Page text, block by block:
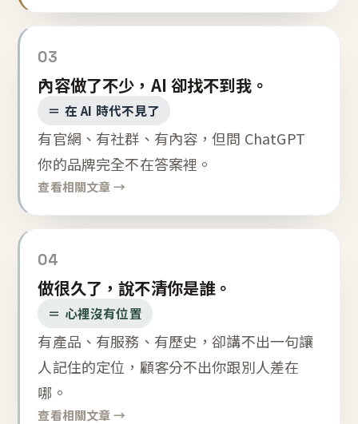
03
內容做了不少，AI 卻找不到我。
＝ 在 AI 時代不見了
有官網、有社群、有內容，但問 ChatGPT
你的品牌完全不在答案裡。
查看相關文章 →
04
做很久了，說不清你是誰。
＝ 心裡沒有位置
有產品、有服務、有歷史，卻講不出一句讓
人記住的定位，顧客分不出你跟別人差在
哪。
查看相關文章 →